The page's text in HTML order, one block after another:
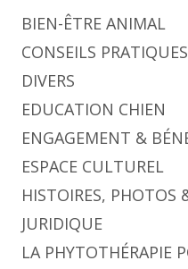
BIEN-ÊTRE ANIMAL
CONSEILS PRATIQUES
DIVERS
EDUCATION CHIEN
ENGAGEMENT &
ESPACE CULTUREL
HISTOIRES, PHOTOS
JURIDIQUE
LA PHYTOTHÉRAPIE